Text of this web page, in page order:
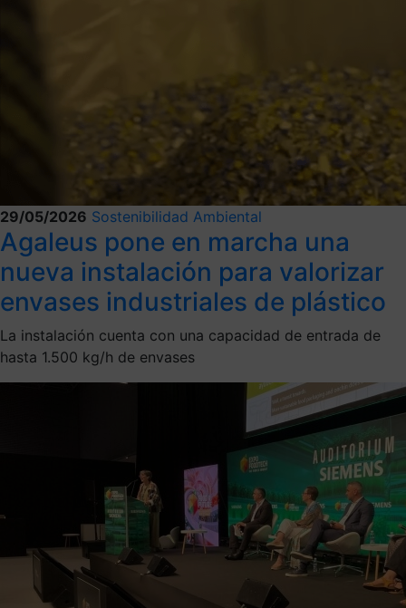
29/05/2026 Sostenibilidad Ambiental
Agaleus pone en marcha una
nueva instalación para valorizar
envases industriales de plástico
La instalación cuenta con una capacidad de entrada de
hasta 1.500 kg/h de envases